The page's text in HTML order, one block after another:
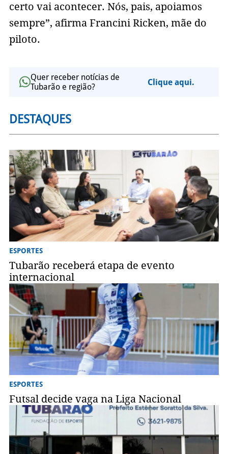
certo vai acontecer. Nós, pais, apoiamos
sempre”, afirma Francini Ricken, mãe do
piloto.
Quer receber notícias de
Tubarão e região?
Clique aqui.
DESTAQUES
ESPORTES
Tubarão receberá etapa de evento
internacional
ESPORTES
Futsal decide vaga na Liga Nacional